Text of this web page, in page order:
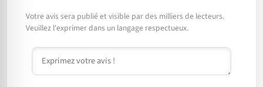
Votre avis sera publié et visible par des milliers de lecteurs.
Veuillez l'exprimer dans un langage respectueux.
Commentaire